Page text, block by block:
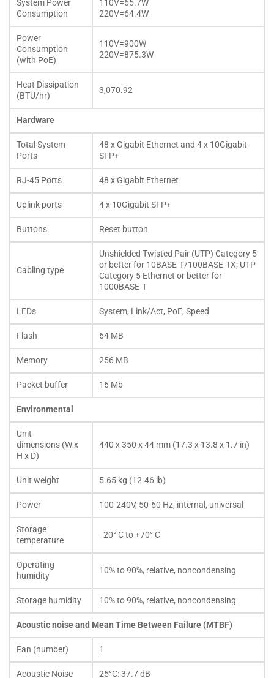
System Power
Consumption
110V=65.7W
​220V=64.4W
Power
Consumption
(with PoE)
110V=900W
220V=875.3W
Heat Dissipation
(BTU/hr)
3,070.92
Hardware
Total System
Ports
48 x Gigabit Ethernet and 4 x 10Gigabit
SFP+
RJ-45 Ports 48 x Gigabit Ethernet
Uplink ports 4 x 10Gigabit SFP+
Buttons Reset button
Cabling type
Unshielded Twisted Pair (UTP) Category 5
or better for 10BASE-T/100BASE-TX; UTP
Category 5 Ethernet or better for
1000BASE-T
LEDs System, Link/Act, PoE, Speed
Flash 64 MB
Memory 256 MB
Packet buffer 16 Mb
Environmental
Unit
dimensions (W x
H x D)
440 x 350 x 44 mm (17.3 x 13.8 x 1.7 in)
Unit weight 5.65 kg (12.46 lb)
Power 100-240V, 50-60 Hz, internal, universal
Storage
temperature
-20° C to +70° C
Operating
humidity
10% to 90%, relative, noncondensing
Storage humidity 10% to 90%, relative, noncondensing
Acoustic noise and Mean Time Between Failure (MTBF)
Fan (number) 1
Acoustic Noise 25°C: 37.7 dB